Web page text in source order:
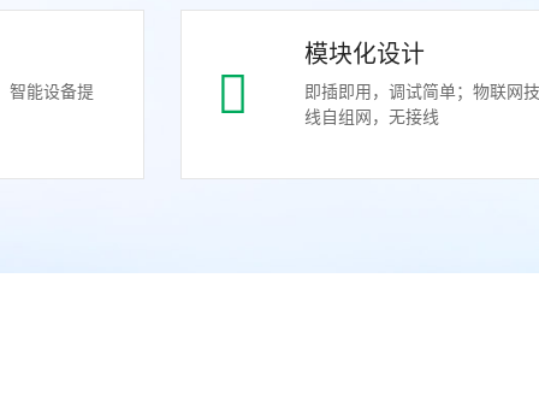
智能设备提
模块化设计
即插即用，调试简单；物联网
线自组网，无接线